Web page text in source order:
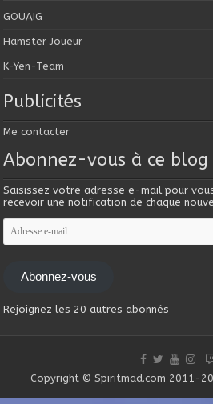
GOUAIG
Hamster Joueur
K-Yen-Team
Publicités
Me contacter
Abonnez-vous à ce
Saisissez votre adresse e-mail pour
recevoir une notification de chaque
Adresse
e-
mail
Abonnez-vous
Rejoignez les 20 autres abonnés
Copyright © Spiritmad.com 2011-